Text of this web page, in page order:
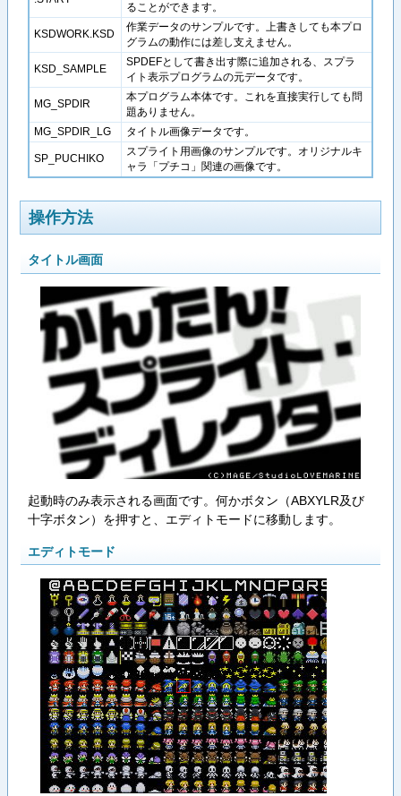
ることができます。
SP_PUCHIKO
スプライト用画像のサンプルです。オリジナルキ
ャラ「プチコ」関連の画像です。
KSDWORK.KSD
作業データのサンプルです。上書きしても本プロ
グラムの動作には差し支えません。
KSD_SAMPLE
SPDEFとして書き出す際に追加される、スプラ
イト表示プログラムの元データです。
MG_SPDIR
本プログラム本体です。これを直接実行しても問
題ありません。
MG_SPDIR_LG
タイトル画像データです。
操作方法
タイトル画面
起動時のみ表示される画面です。何かボタン（ABXYLR及び
十字ボタン）を押すと、エディトモードに移動します。
エディトモード